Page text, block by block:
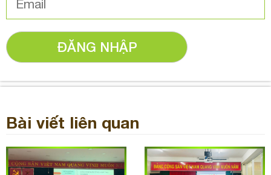
ĐĂNG NHẬP
Bài viết liên quan